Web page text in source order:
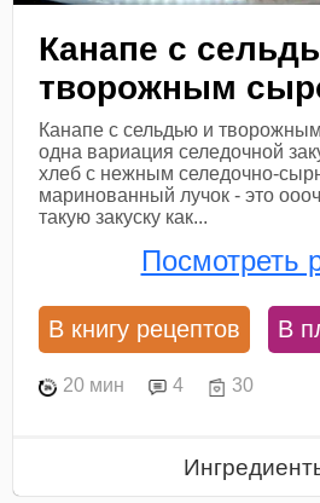
Канапе с
творожным
Канапе с сельдью и
одна вариация селедочной
хлеб с нежным селедочно-
маринованный лучок - это
такую закуску как...
Посмотреть
В книгу рецептов В
20 мин 4 30